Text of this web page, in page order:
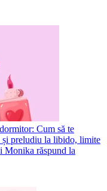
Cum să te
preludiu la libido, limite
Monika răspund la